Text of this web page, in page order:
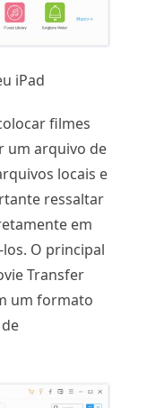
iPad
filmes
um arquivo de
locais e
ressaltar
em
O principal
Transfer
um formato